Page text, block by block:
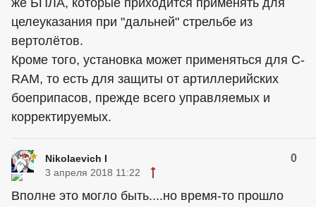
же БПЛА, которые приходится применять для
целеуказания при "дальней" стрельбе из
вертолётов.
Кроме того, установка может применяться для C-
RAM, то есть для защиты от артиллерийских
боеприпасов, прежде всего управляемых и
корректируемых.
Nikolaevich I 0
3 апреля 2018 11:22
Вполне это могло быть....но время-то прошло